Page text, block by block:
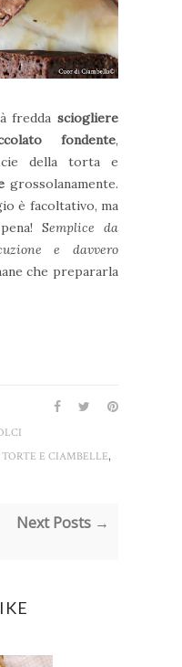
fredda sciogliere
fondente,
della torta e
grossolanamente.
è facoltativo, ma
Semplice da
e davvero
che prepararla
TORTE E CIAMBELLE,
Next Posts →